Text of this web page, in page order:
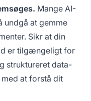
Mange AI-
undgå at gemme
Sikr at din
er tilgængeligt for
struktureret data-
at forstå dit